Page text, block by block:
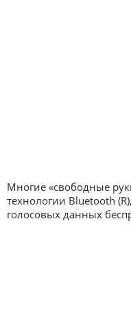
Многие «свободные
технологии Bluetooth
голосовых данных